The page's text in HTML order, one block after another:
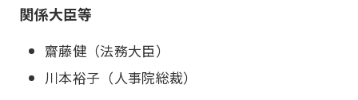
関係大臣等
齋藤健（法務大臣）
川本裕子（人事院総裁）